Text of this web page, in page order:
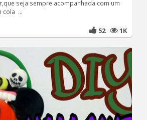
seja sempre acompanhada com um
cola ...
52 1K